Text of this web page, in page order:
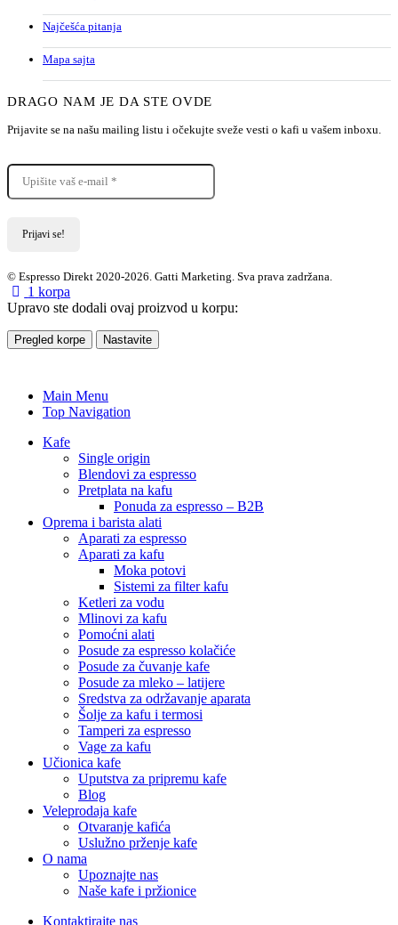
Najčešća pitanja
Mapa sajta
DRAGO NAM JE DA STE OVDE
Prijavite se na našu mailing listu i očekujte sveže vesti o kafi u vašem inboxu.
© Espresso Direkt 2020-2026. Gatti Marketing. Sva prava zadržana.
1 korpa
Upravo ste dodali ovaj proizvod u korpu:
Pregled korpe Nastavite
Main Menu
Top Navigation
Kafe
Single origin
Blendovi za espresso
Pretplata na kafu
Ponuda za espresso – B2B
Oprema i barista alati
Aparati za espresso
Aparati za kafu
Moka potovi
Sistemi za filter kafu
Ketleri za vodu
Mlinovi za kafu
Pomoćni alati
Posude za espresso kolačiće
Posude za čuvanje kafe
Posude za mleko – latijere
Sredstva za održavanje aparata
Šolje za kafu i termosi
Tamperi za espresso
Vage za kafu
Učionica kafe
Uputstva za pripremu kafe
Blog
Veleprodaja kafe
Otvaranje kafića
Uslužno prženje kafe
O nama
Upoznajte nas
Naše kafe i pržionice
Kontaktirajte nas